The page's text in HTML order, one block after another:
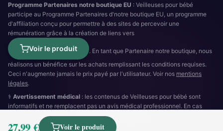
27,99 € Voir le produit
Programme Partenaires notre boutique EU : Veilleuses pour bébé
participe au Programme Partenaires d'notre boutique EU, un programme
d'affiliation conçu pour permettre à des sites de percevoir une
rémunération grâce à la création de liens vers
Voir le produit
. En tant que Partenaire notre boutique, nous
réalisons un bénéfice sur les achats remplissant les conditions requises.
Ceci n'augmente jamais le prix payé par l'utilisateur. Voir nos mentions
légales.
⚕️ Avertissement médical : les contenus de Veilleuses pour bébé sont
informatifs et ne remplacent pas un avis médical professionnel. En cas
15(SAMU) ·112·3624(SOS Médecins).
Cookies RGPD Mentions légales